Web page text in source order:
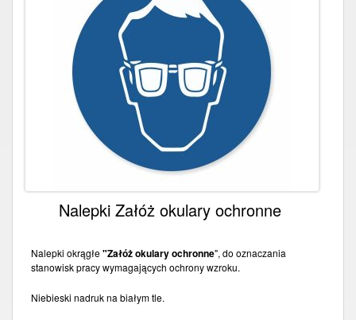
Nalepki Załóż okulary ochronne
Nalepki okrągłe"Załóż okulary ochronne", do oznaczania
stanowisk pracy wymagających ochrony wzroku.
Niebieski nadruk na białym tle.